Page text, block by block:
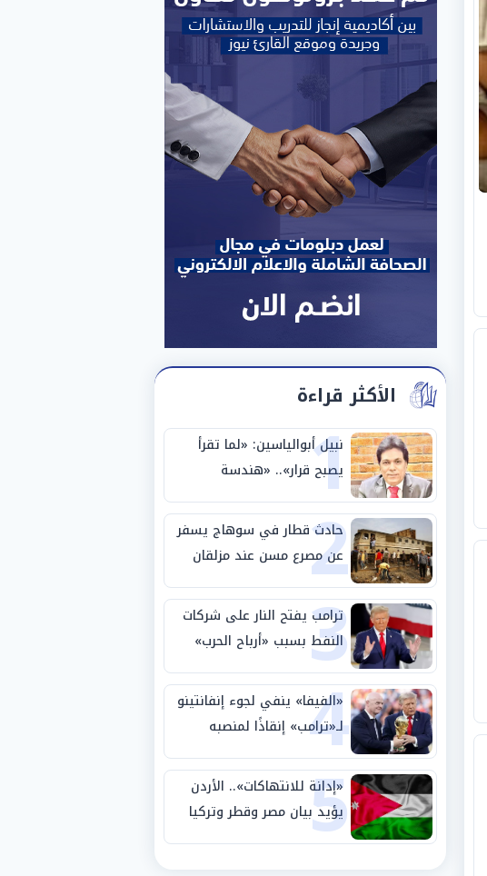
الأكثر قراءة
1
نبيل أبوالياسين: «لما تقرأ
يصبح قرار».. «هندسة
الاستثمار السيادي» بين «ربط
الجيب بالوطن» و«سيادة
الكلمة»
2
حادث قطار في سوهاج يسفر
عن مصرع مسن عند مزلقان
المراغة
3
ترامب يفتح النار على شركات
النفط بسبب «أرباح الحرب»
4
«الفيفا» ينفي لجوء إنفانتينو
لـ«ترامب» إنقاذًا لمنصبه
5
«إدانة للانتهاكات».. الأردن
يؤيد بيان مصر وقطر وتركيا
حول غزة